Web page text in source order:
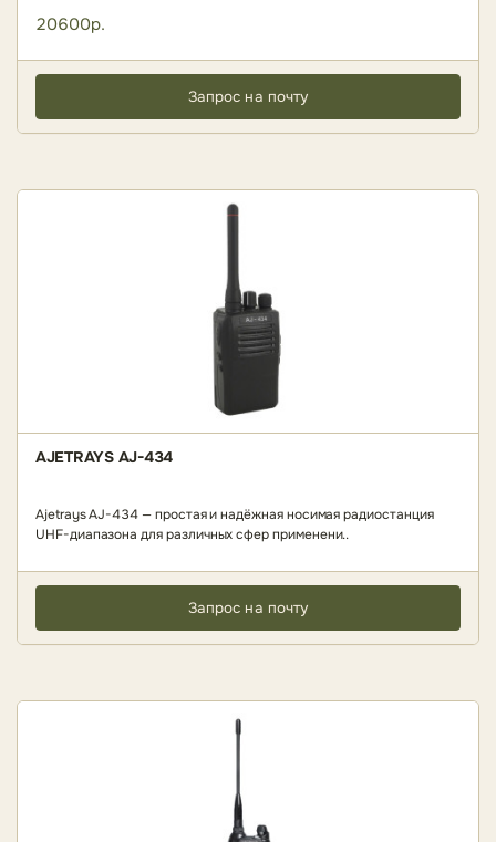
20600р.
Запрос на почту
AJETRAYS AJ-434
Ajetrays AJ-434 — простая и надёжная носимая радиостанция
UHF-диапазона для различных сфер применени..
Запрос на почту